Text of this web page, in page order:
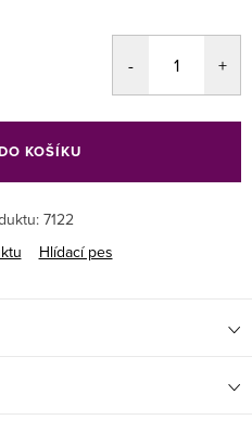
KOŠÍKU
7122
Hlídací pes